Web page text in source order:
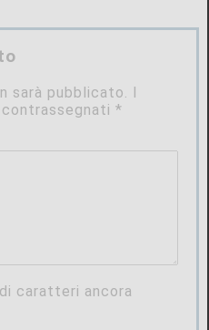
sarà pubblicato. I
contrassegnati*
caratteri ancora